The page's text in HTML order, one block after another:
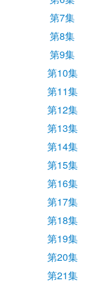
第7集
第8集
第9集
第10集
第11集
第12集
第13集
第14集
第15集
第16集
第17集
第18集
第19集
第20集
第21集